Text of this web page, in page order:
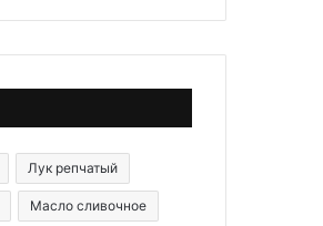
на
Лук репчатый
Масло сливочное